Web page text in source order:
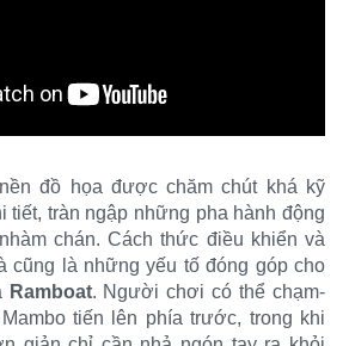
đồ họa được chăm chút khá kỹ
tiết, tràn ngập những pha hành động
chán. Cách thức điều khiển và
cũng là những yếu tố đóng góp cho
Ramboat. Người chơi có thể chạm-
tiến lên phía trước, trong khi